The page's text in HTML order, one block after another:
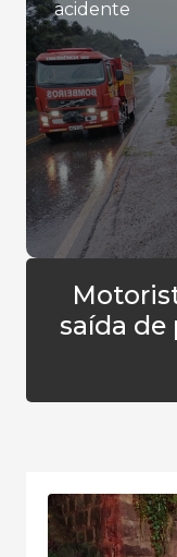
acidente
saída de